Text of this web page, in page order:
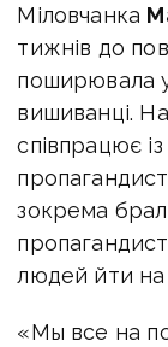
Міловчанка
тижнів до
поширювала
вишиванці.
співпрацює
зокрема
людей йти
«Мы все на